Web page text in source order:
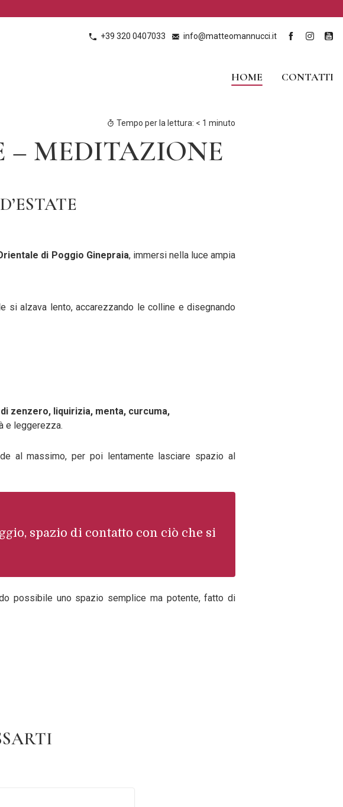
+39 320 0407033 info@matteomannucci.it
HOME CONTATTI
Tempo per la lettura: < 1 minuto
– MEDITAZIONE
di Poggio Ginepraia, immersi nella luce ampia
si alzava lento, accarezzando le colline e disegnando
zenzero, liquirizia, menta, curcuma,
e leggerezza.
al massimo, per poi lentamente lasciare spazio al
spazio di contatto con ciò che si
possibile uno spazio semplice ma potente, fatto di